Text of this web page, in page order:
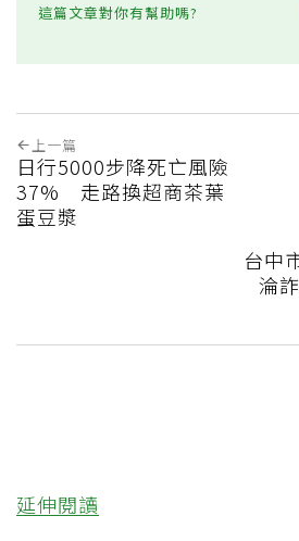
這篇文章對你有幫助嗎?
上一篇
日行5000步降死亡風險
37% 走路換超商茶葉
蛋豆漿
台中
淪
延伸閱讀